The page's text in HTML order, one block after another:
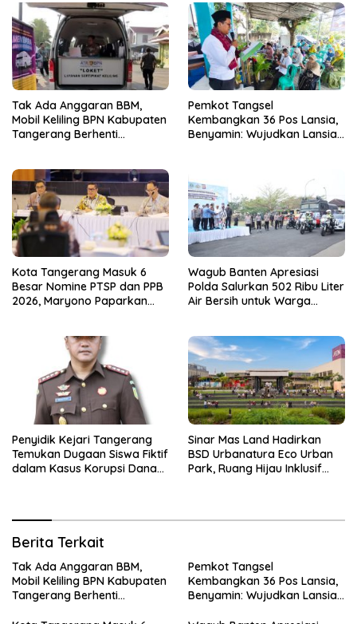
Tak Ada Anggaran BBM,
Mobil Keliling BPN Kabupaten
Tangerang Berhenti
Pemkot Tangsel
Kembangkan 36 Pos Lansia,
Benyamin: Wujudkan Lansia
Kota Tangerang Masuk 6
Besar Nomine PTSP dan PPB
2026, Maryono Paparkan
Wagub Banten Apresiasi
Polda Salurkan 502 Ribu Liter
Air Bersih untuk Warga
Penyidik Kejari Tangerang
Temukan Dugaan Siswa Fiktif
dalam Kasus Korupsi Dana
Sinar Mas Land Hadirkan
BSD Urbanatura Eco Urban
Park, Ruang Hijau Inklusif
Berita Terkait
Tak Ada Anggaran BBM,
Mobil Keliling BPN Kabupaten
Tangerang Berhenti
Pemkot Tangsel
Kembangkan 36 Pos Lansia,
Benyamin: Wujudkan Lansia